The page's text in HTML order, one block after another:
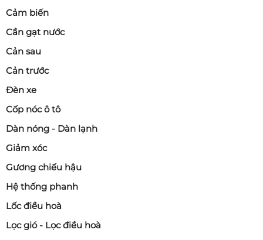
Cảm biến
Cần gạt nước
Cản sau
Cản trước
Đèn xe
Cốp nóc ô tô
Dàn nóng - Dàn lạnh
Giảm xóc
Gương chiếu hậu
Hệ thống phanh
Lốc điều hoà
Lọc gió - Lọc điều hoà